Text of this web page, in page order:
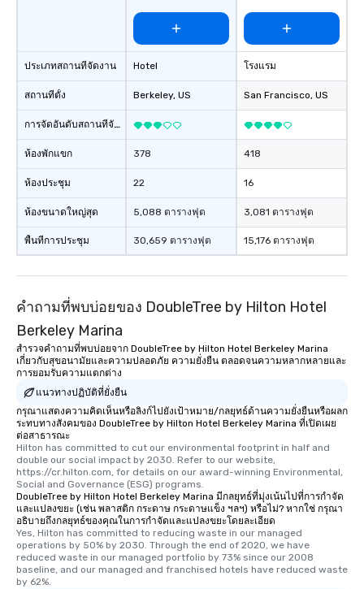
ประเภทสถานที่จัดงาน
สถานที่ตั้ง
การจัดอันดับสถานที่จัดงาน
ห้องพักแขก
ห้องประชุม
ห้องขนาดใหญ่สุด
พื้นที่การประชุม
Hotel
Berkeley, US
378
22
5,088 ตารางฟุต
30,659 ตารางฟุต
โรงแรม
San Francisco, US
418
16
3,081 ตารางฟุต
15,176 ตารางฟุต
คำถามที่พบบ่อยของ DoubleTree by Hilton Hotel
Berkeley Marina
สำรวจคำถามที่พบบ่อยจาก DoubleTree by Hilton Hotel Berkeley Marina
เกี่ยวกับสุขอนามัยและความปลอดภัย ความยั่งยืน ตลอดจนความหลากหลายและ
การยอมรับความแตกต่าง
แนวทางปฏิบัติที่ยั่งยืน
กรุณาแสดงความคิดเห็นหรือลิงก์ไปยังเป้าหมาย/กลยุทธ์ด้านความยั่งยืนหรือผลก
ระทบทางสังคมของ DoubleTree by Hilton Hotel Berkeley Marina ที่เปิดเผย
ต่อสาธารณะ
Hilton has committed to cut our environmental footprint in half and
double our social impact by 2030. Refer to our website,
https://cr.hilton.com, for details on our award-winning Environmental,
Social and Governance (ESG) programs.
DoubleTree by Hilton Hotel Berkeley Marina มีกลยุทธ์ที่มุ่งเน้นไปที่การกำจัด
และแปลงขยะ (เช่น พลาสติก กระดาษ กระดาษแข็ง ฯลฯ) หรือไม่? หากใช่ กรุณา
อธิบายถึงกลยุทธ์ของคุณในการกำจัดและแปลงขยะโดยละเอียด
Yes, Hilton has committed to reducing waste in our managed
operations by 50% by 2030. Through the end of 2020, we have
reduced waste in our managed portfolio by 73% since our 2008
baseline, and our managed and franchised hotels have reduced waste
by 62%.